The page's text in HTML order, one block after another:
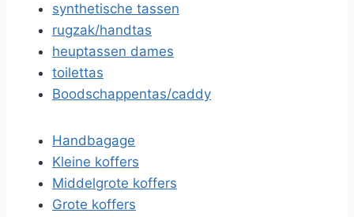
synthetische tassen
rugzak/handtas
heuptassen dames
toilettas
Boodschappentas/caddy
Handbagage
Kleine koffers
Middelgrote koffers
Grote koffers